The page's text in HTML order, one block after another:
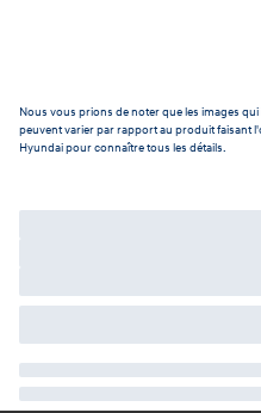
Nous vous prions de noter que les images
peuvent varier par rapport au produit faisant
Hyundai pour connaître tous les détails.